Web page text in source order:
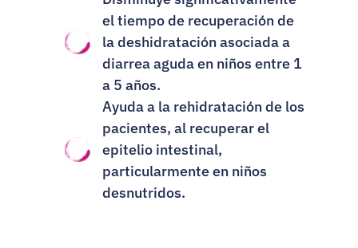
el tiempo de recuperación de
la deshidratación asociada a
diarrea aguda en niños entre 1
a 5 años.
Ayuda a la rehidratación de los
pacientes, al recuperar el
epitelio intestinal,
particularmente en niños
desnutridos.